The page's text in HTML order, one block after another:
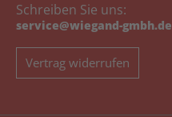
Schreiben Sie uns:
service@wiegand-gmbh.de
Vertrag widerrufen